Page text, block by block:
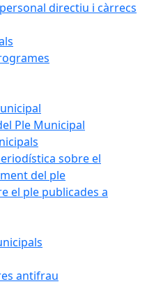
directiu i càrrecs
Ple Municipal
sobre el
del ple
el ple publicades a
antifrau